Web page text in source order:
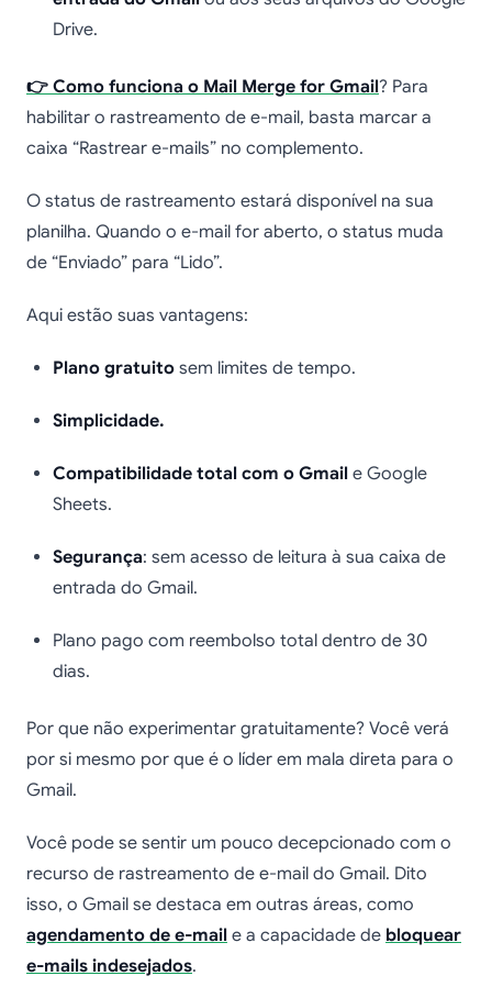
Drive.
👉 Como funciona o Mail Merge for Gmail? Para
habilitar o rastreamento de e-mail, basta marcar a
caixa “Rastrear e-mails” no complemento.
O status de rastreamento estará disponível na sua
planilha. Quando o e-mail for aberto, o status muda
de “Enviado” para “Lido”.
Aqui estão suas vantagens:
Plano gratuito sem limites de tempo.
Simplicidade.
Compatibilidade total com o Gmail e Google
Sheets.
Segurança: sem acesso de leitura à sua caixa de
entrada do Gmail.
Plano pago com reembolso total dentro de 30
dias.
Por que não experimentar gratuitamente? Você verá
por si mesmo por que é o líder em mala direta para o
Gmail.
Você pode se sentir um pouco decepcionado com o
recurso de rastreamento de e-mail do Gmail. Dito
isso, o Gmail se destaca em outras áreas, como
agendamento de e-mail e a capacidade de bloquear
e-mails indesejados.